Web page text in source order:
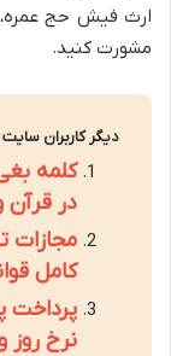
ارث فیش حج عمره،
مشورت کنید.
دیگر کاربران
کلمه
در
مجازات
کامل
پرداخت
نرخ روز